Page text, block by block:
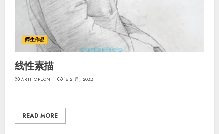
师生作品
线性素描
ARTHOPECN 16 2 月, 2022
READ MORE